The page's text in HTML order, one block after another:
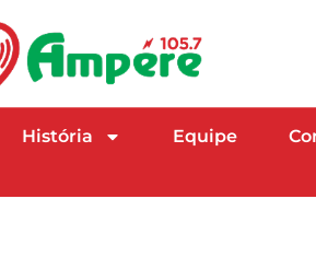
História Equipe